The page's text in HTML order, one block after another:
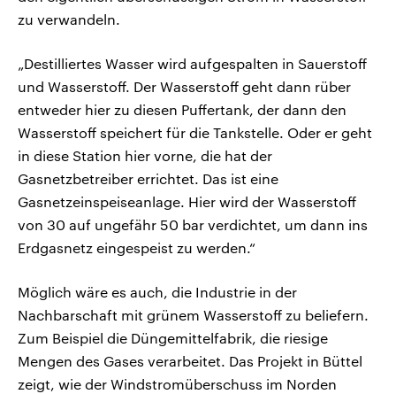
zu verwandeln.
„Destilliertes Wasser wird aufgespalten in Sauerstoff
und Wasserstoff. Der Wasserstoff geht dann rüber
entweder hier zu diesen Puffertank, der dann den
Wasserstoff speichert für die Tankstelle. Oder er geht
in diese Station hier vorne, die hat der
Gasnetzbetreiber errichtet. Das ist eine
Gasnetzeinspeiseanlage. Hier wird der Wasserstoff
von 30 auf ungefähr 50 bar verdichtet, um dann ins
Erdgasnetz eingespeist zu werden.“
Möglich wäre es auch, die Industrie in der
Nachbarschaft mit grünem Wasserstoff zu beliefern.
Zum Beispiel die Düngemittelfabrik, die riesige
Mengen des Gases verarbeitet. Das Projekt in Büttel
zeigt, wie der Windstromüberschuss im Norden